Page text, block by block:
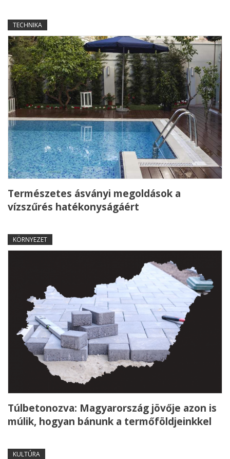
TECHNIKA
Természetes ásványi megoldások a
vízszűrés hatékonyságáért
KÖRNYEZET
Túlbetonozva: Magyarország jövője azon is
múlik, hogyan bánunk a termőföldjeinkkel
KULTÚRA